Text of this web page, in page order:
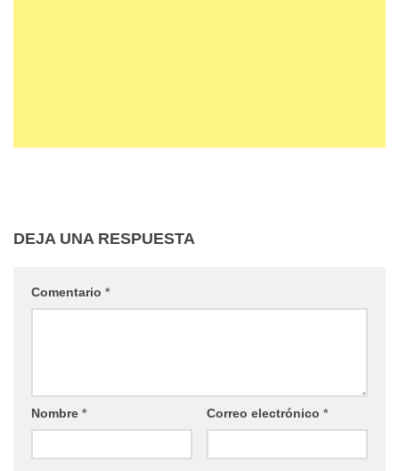
DEJA UNA RESPUESTA
Comentario *
Nombre * Correo electrónico *